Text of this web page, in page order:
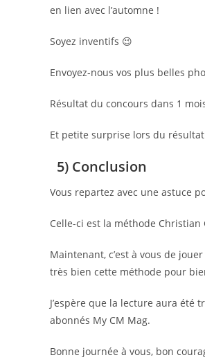
en lien avec l’automne !
Soyez inventifs 😉
Envoyez-nous vos plus belles
Résultat du concours dans 1
Et petite surprise lors du
5) Conclusion
Vous repartez avec une astuce
Celle-ci est la méthode
Maintenant, c’est à vous de
très bien cette méthode pour
J’espère que la lecture aura
abonnés My CM Mag.
Bonne journée à vous, bon